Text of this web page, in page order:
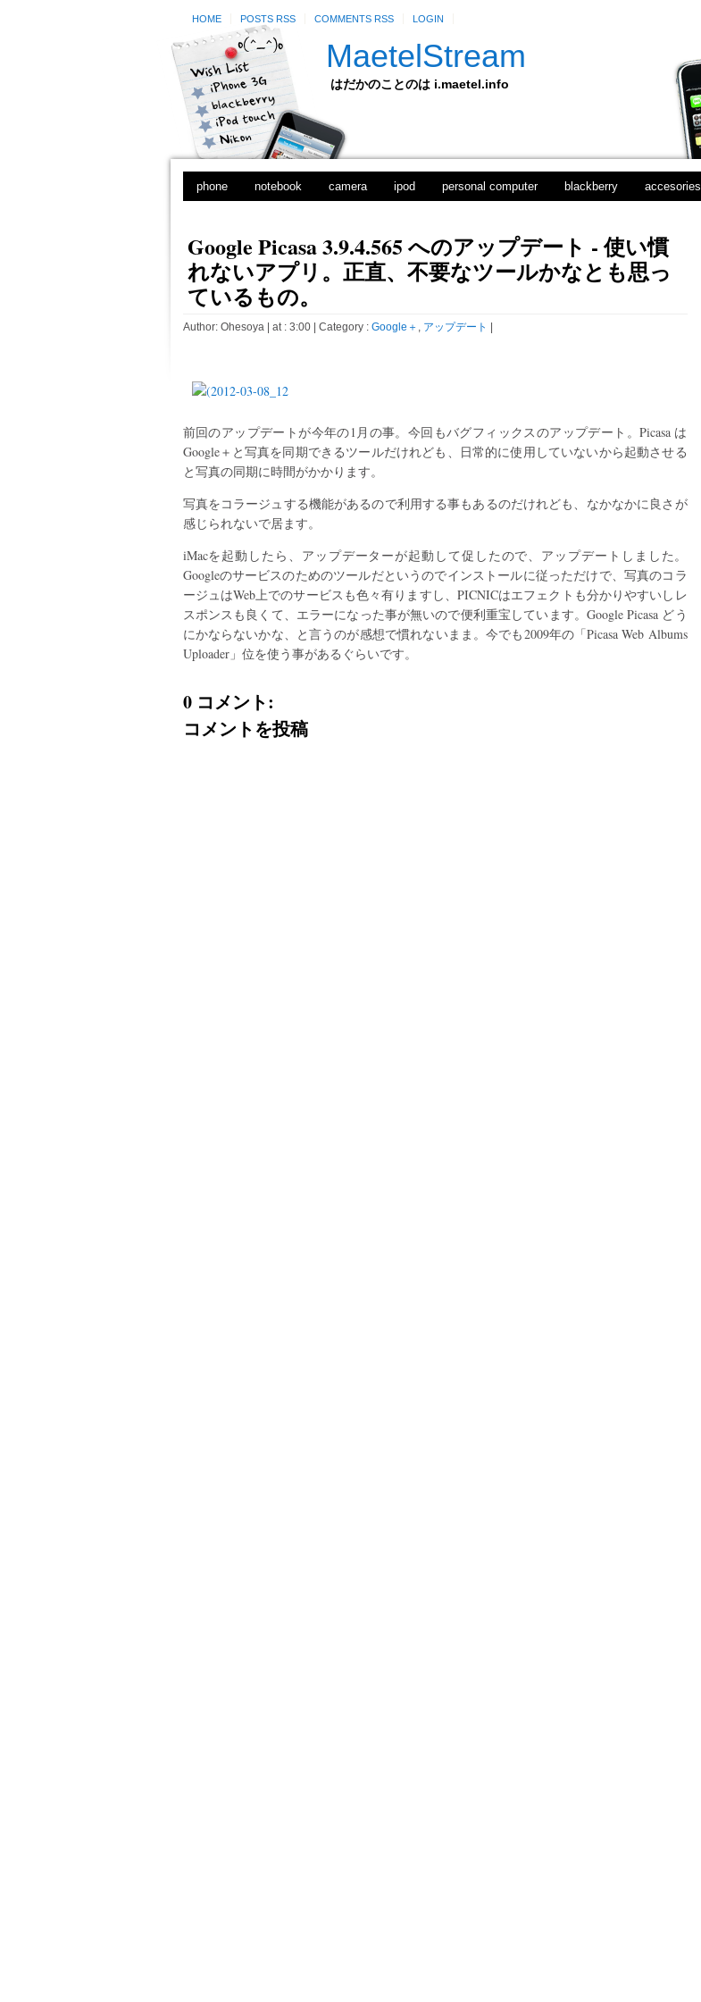
HOME POSTS RSS COMMENTS RSS LOGIN
MaetelStream
はだかのことのは i.maetel.info
phone notebook camera ipod personal computer blackberry accesories
Google Picasa 3.9.4.565 へのアップデート - 使い慣
れないアプリ。正直、不要なツールかなとも思っ
ているもの。
Author: Ohesoya| at : 3:00 | Category : Google＋ , アップデート
前回のアップデートが今年の1月の事。今回もバグフィックスのアップデート。Picasa は
Google＋と写真を同期できるツールだけれども、日常的に使用していないから起動させる
と写真の同期に時間がかかります。
写真をコラージュする機能があるので利用する事もあるのだけれども、なかなかに良さが
感じられないで居ます。
iMacを起動したら、アップデーターが起動して促したので、アップデートしました。
Googleのサービスのためのツールだというのでインストールに従っただけで、写真のコラ
ージュはWeb上でのサービスも色々有りますし、PICNICはエフェクトも分かりやすいしレ
スポンスも良くて、エラーになった事が無いので便利重宝しています。Google Picasa どう
にかならないかな、と言うのが感想で慣れないまま。今でも2009年の「Picasa Web Albums
Uploader」位を使う事があるぐらいです。
0 コメント:
コメントを投稿